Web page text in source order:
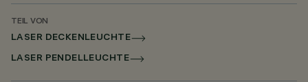
TEIL VON
LASER DECKENLEUCHTE
LASER PENDELLEUCHTE